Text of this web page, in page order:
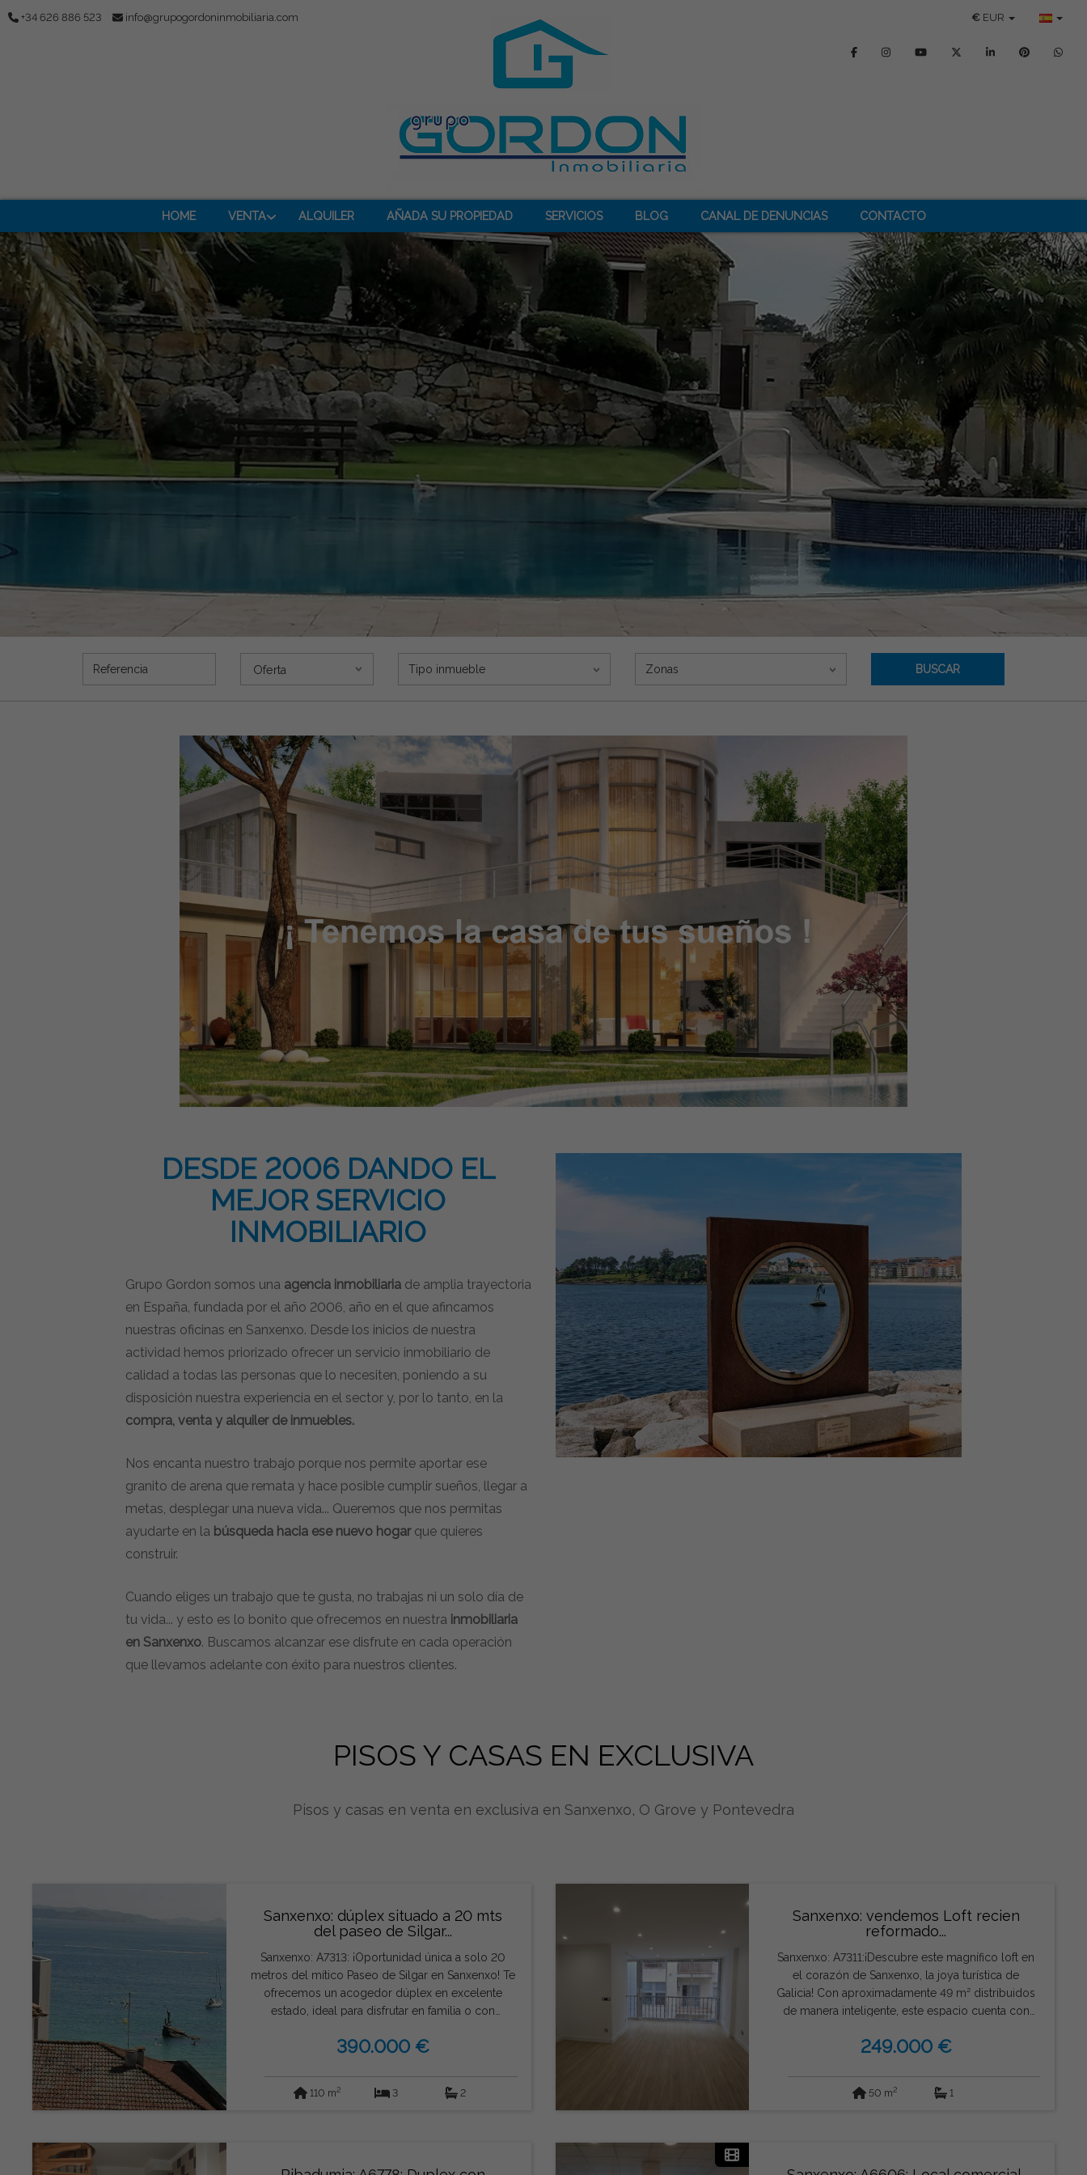
+34 626 886 523 info@grupogordoninmobiliaria.com € EUR
HOME VENTA ALQUILER AÑADA SU PROPIEDAD SERVICIOS BLOG CANAL DE DENUNCIAS CONTACTO
Oferta Tipo inmueble Zonas BUSCAR
DESDE 2006 DANDO EL
MEJOR SERVICIO
INMOBILIARIO
Grupo Gordon somos una agencia inmobiliariade amplia trayectoria
en España, fundada por el año 2006, año en el que afincamos
nuestras oficinas en Sanxenxo. Desde los inicios de nuestra
actividad hemos priorizado ofrecer un servicio inmobiliario de
calidad a todas las personas que lo necesiten, poniendo a su
disposición nuestra experiencia en el sector y, por lo tanto, en la
compra, venta y alquiler de inmuebles.
Nos encanta nuestro trabajo porque nos permite aportar ese
granito de arena que remata y hace posible cumplir sueños, llegar a
metas, desplegar una nueva vida... Queremos que nos permitas
ayudarte en la búsqueda hacia ese nuevo hogarque quieres
construir.
Cuando eliges un trabajo que te gusta, no trabajas ni un solo día de
tu vida... y esto es lo bonito que ofrecemos en nuestra inmobiliaria
en Sanxenxo. Buscamos alcanzar ese disfrute en cada operación
que llevamos adelante con éxito para nuestros clientes.
PISOS Y CASAS EN EXCLUSIVA
Pisos y casas en venta en exclusiva en Sanxenxo, O Grove y Pontevedra
Sanxenxo: dúplex situado a 20 mts
del paseo de Silgar...
Sanxenxo: A7313: ¡Oportunidad única a solo 20
metros del mítico Paseo de Silgar en Sanxenxo! Te
ofrecemos un acogedor dúplex en excelente
estado, ideal para disfrutar en familia o con
cocina americana con ventana pasaplatos y un
encuentra en la tercera planta, sin ascensor. No
390.000 €
110 m2 3 2
Sanxenxo: vendemos Loft recien
reformado...
Sanxenxo: A7311:¡Descubre este magnífico loft en
el corazón de Sanxenxo, la joya turística de
Galicia! Con aproximadamente 49 m² distribuidos
de manera inteligente, este espacio cuenta con
funcional, salón comedor y cocina tipo americana,
tu comodidad diaria. Todas las instalaciones se
todo el año o como inversión vacacional, esta es
249.000 €
50 m2 1